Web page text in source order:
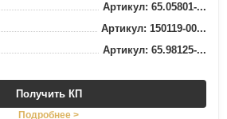
Артикул: 65.05801-...
Артикул: 150119-00...
Артикул: 65.98125-...
Получить КП
Подробнее >